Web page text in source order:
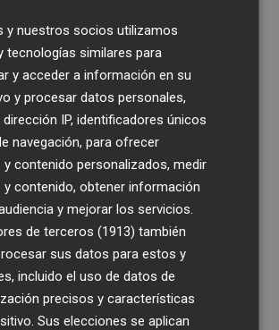
y nuestros socios utilizamos
tecnologías similares para
y acceder a información en su
y procesar datos personales,
IP, identificadores únicos
navegación, para ofrecer
y contenido personalizados, medir
y contenido, obtener información
y mejorar los servicios.
de terceros (1913) también
sus datos para estos y
incluido el uso de datos de
precisos y características
Sus elecciones se aplican